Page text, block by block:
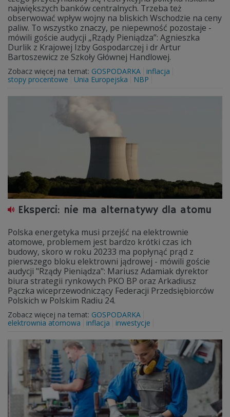
największych banków centralnych. Trzeba też
obserwować wpływ wojny na bliskich Wschodzie na ceny
paliw. To wszystko znaczy, pe niepewność pozostaje -
mówili goście audycji „Rządy Pieniądza”: Agnieszka
Durlik z Krajowej Izby Gospodarczej i dr Artur
Bartoszewicz ze Szkoły Głównej Handlowej.
Zobacz więcej na temat: GOSPODARKA
inflacja
stopy procentowe
Unia Europejska NBP
Eksperci: nie ma alternatywy dla atomu
Polska energetyka musi przejść na elektrownie
atomowe, problemem jest bardzo krótki czas ich
budowy, skoro w roku 20233 ma popłynąć prąd z
pierwszego bloku elektrowni jądrowej - mówili goście
audycji "Rządy Pieniądza": Mariusz Adamiak dyrektor
biura strategii rynkowych PKO BP oraz Arkadiusz
Pączka wiceprzewodniczący Federacji Przedsiębiorców
Polskich w Polskim Radiu 24.
Zobacz więcej na temat: GOSPODARKA
elektrownia atomowa
inflacja inwestycje